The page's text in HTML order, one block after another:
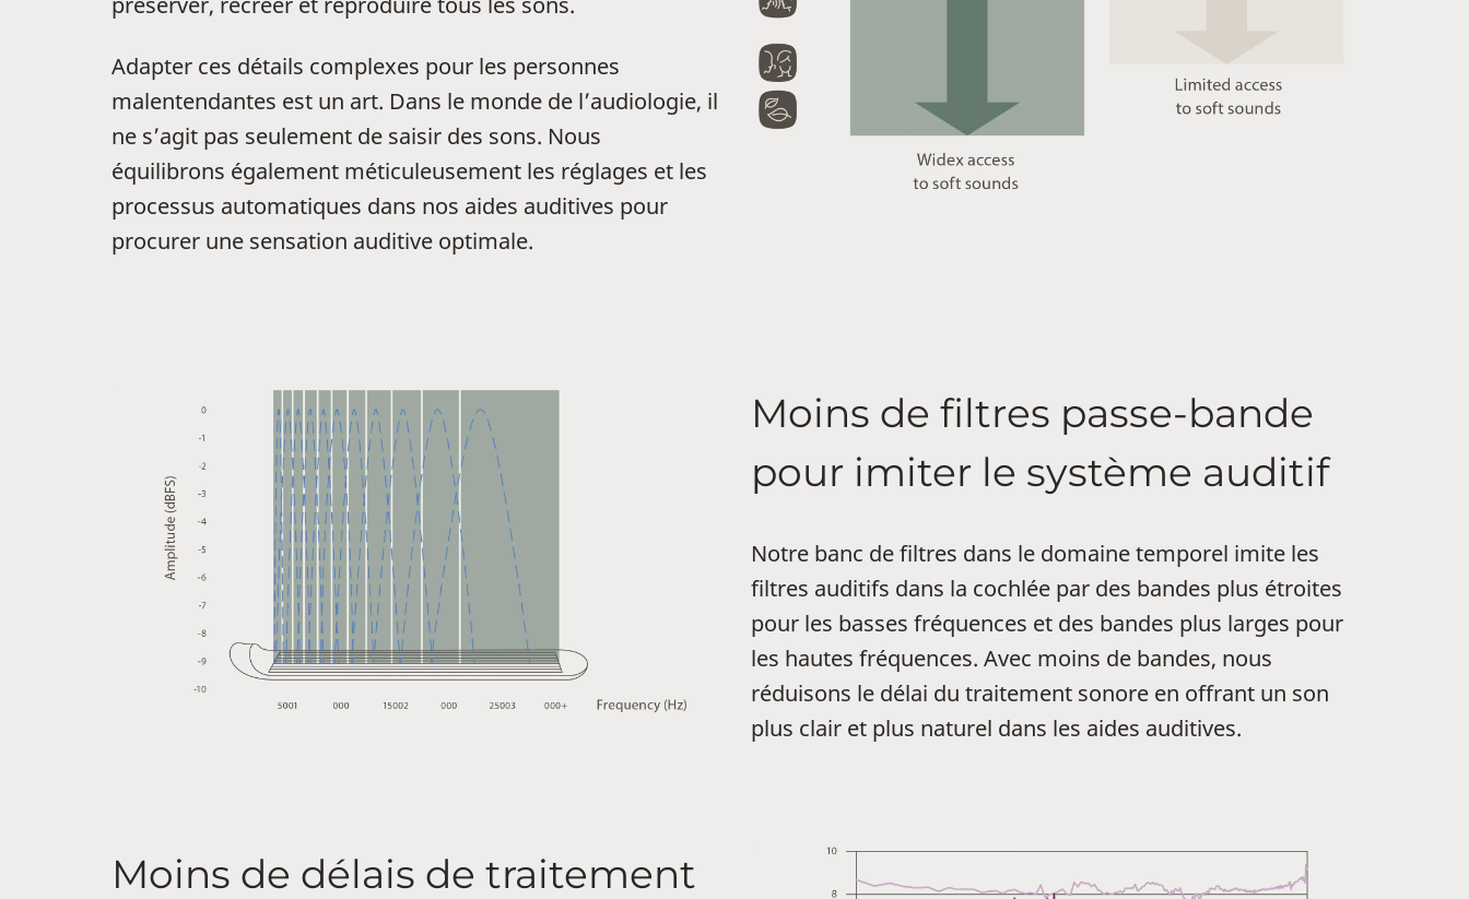
Adapter ces détails complexes pour les personnes
malentendantes est un art. Dans le monde de l’audiologie, il
ne s’agit pas seulement de saisir des sons. Nous
équilibrons également méticuleusement les réglages et les
processus automatiques dans nos aides auditives pour
procurer une sensation auditive optimale.
Moins de filtres passe-bande
pour imiter le système auditif
Notre banc de filtres dans le domaine temporel imite les
filtres auditifs dans la cochlée par des bandes plus étroites
pour les basses fréquences et des bandes plus larges pour
les hautes fréquences. Avec moins de bandes, nous
réduisons le délai du traitement sonore en offrant un son
plus clair et plus naturel dans les aides auditives.
Moins de délais de traitement